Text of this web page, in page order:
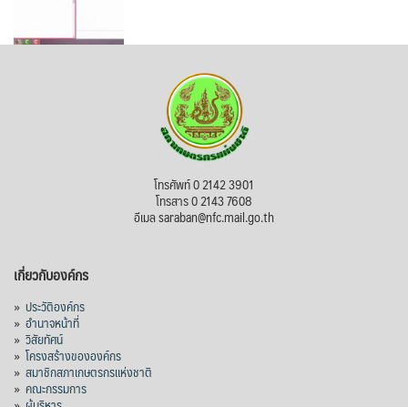
โทรศัพท์ 0 2142 3901
โทรสาร 0 2143 7608
อีเมล saraban@nfc.mail.go.th
เกี่ยวกับองค์กร
» ประวัติองค์กร
» อำนาจหน้าที่
» วิสัยทัศน์
» โครงสร้างขององค์กร
» สมาชิกสภาเกษตรกรแห่งชาติ
» คณะกรรมการ